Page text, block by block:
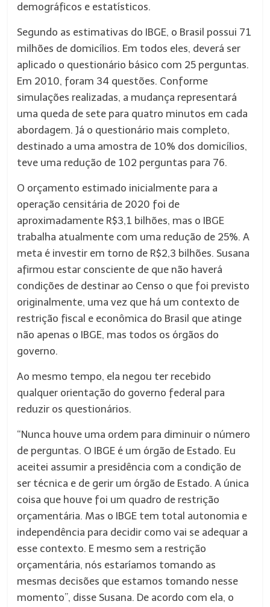
demográficos e estatísticos.
Segundo as estimativas do IBGE, o Brasil possui 71
milhões de domicílios. Em todos eles, deverá ser
aplicado o questionário básico com 25 perguntas.
Em 2010, foram 34 questões. Conforme
simulações realizadas, a mudança representará
uma queda de sete para quatro minutos em cada
abordagem. Já o questionário mais completo,
destinado a uma amostra de 10% dos domicílios,
teve uma redução de 102 perguntas para 76.
O orçamento estimado inicialmente para a
operação censitária de 2020 foi de
aproximadamente R$3,1 bilhões, mas o IBGE
trabalha atualmente com uma redução de 25%. A
meta é investir em torno de R$2,3 bilhões. Susana
afirmou estar consciente de que não haverá
condições de destinar ao Censo o que foi previsto
originalmente, uma vez que há um contexto de
restrição fiscal e econômica do Brasil que atinge
não apenas o IBGE, mas todos os órgãos do
governo.
Ao mesmo tempo, ela negou ter recebido
qualquer orientação do governo federal para
reduzir os questionários.
“Nunca houve uma ordem para diminuir o número
de perguntas. O IBGE é um órgão de Estado. Eu
aceitei assumir a presidência com a condição de
ser técnica e de gerir um órgão de Estado. A única
coisa que houve foi um quadro de restrição
orçamentária. Mas o IBGE tem total autonomia e
independência para decidir como vai se adequar a
esse contexto. E mesmo sem a restrição
orçamentária, nós estaríamos tomando as
mesmas decisões que estamos tomando nesse
momento”, disse Susana. De acordo com ela, o